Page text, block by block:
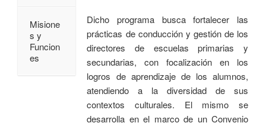
Dicho programa busca fortalecer las
prácticas de conducción y gestión de los
directores de escuelas primarias y
secundarias, con focalización en los
logros de aprendizaje de los alumnos,
atendiendo a la diversidad de sus
contextos culturales. El mismo se
desarrolla en el marco de un Convenio
Misione
s y
Funcion
es